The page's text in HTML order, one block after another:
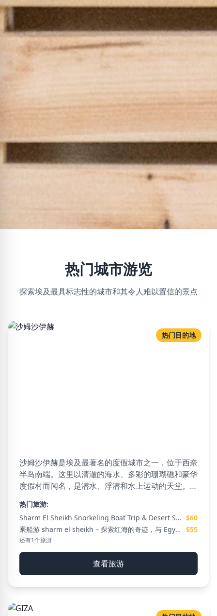
热门城市游览
探索埃及最具标志性的城市和其令人难以置信的景点
热门目的地
沙姆沙伊赫是埃及最著名的度假城市之一，位于西奈
半岛南端。这里以清澈的海水、多彩的珊瑚礁和豪华
度假村而闻名，是潜水、浮潜和水上运动的天堂。游
默德国家公园和西奈山等景点。
热门旅游:
Sharm El Sheikh Snorkeling Boat Trip & Desert Safari Experience $60
乘船游 sharm el sheikh – 探索红海的奇迹，与 Egypt Tours VIP 一起开启难忘的航海之旅
$55
还有1个旅游
查看旅游